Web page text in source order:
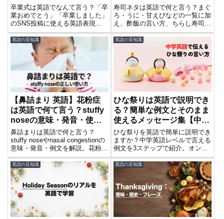
卒業式は英語でなんて言う？「卒
業おめでとう」「卒業しました」
のSNS投稿に使える英語表現か
ら、卒業証書・袴の説明方法、日
本と海外の卒業式の違いまでまと
めて解説します。
起源まで完全ガイド】
寿司ネタは英語で何と言う？まぐ
ろ・うに・甘えびなどの一覧に加
え、酢飯の言い方、ちらし寿司の
2つのスタイル、海鮮丼との違
い、寿司の起源まで中学英語で解
英語の豆知識
【鼻詰まり 英語】花粉症
は英語で何て言う？stuffy
noseの意味・発音・使い
方を解説
鼻詰まりは英語で何と言う？
stuffy noseやnasal congestionの
意味・発音・例文を解説。花粉
症・鼻水・くしゃみの英語表現や
薬局で使えるフレーズも紹介しま
す。
英語の豆知識
ひな祭りは英語で説明でき
る？簡単な例文とそのまま
使えるメッセージ集【中学
英語でOK】
ひな祭りを英語で簡単に説明でき
ますか？中学英語レベルで言える
例文を3ステップで紹介。オンラ
イン英会話ですぐ使えるフレーズ
や、そのまま使える英語メッセー
ジ、迷信の言い方までまとめまし
英語の豆知識 英語の豆知識